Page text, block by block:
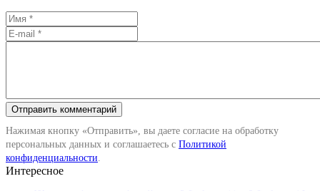
Нажимая кнопку «Отправить», вы даете согласие на обработку
персональных данных и соглашаетесь с Политикой
конфиденциальности
Интересное